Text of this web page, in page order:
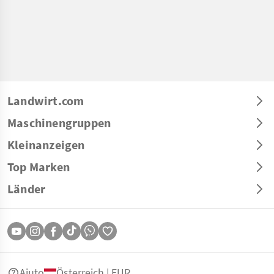
Landwirt.com
Maschinengruppen
Kleinanzeigen
Top Marken
Länder